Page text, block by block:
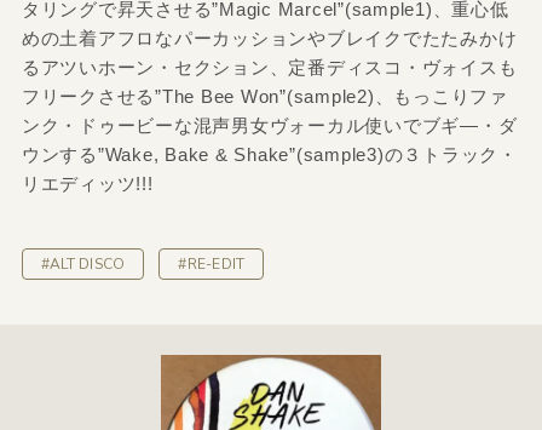
タリングで昇天させる”Magic Marcel”(sample1)、重心低
めの土着アフロなパーカッションやブレイクでたたみかけ
るアツいホーン・セクション、定番ディスコ・ヴォイスも
フリークさせる”The Bee Won”(sample2)、もっこりファ
ンク・ドゥービーな混声男女ヴォーカル使いでブギ―・ダ
ウンする”Wake, Bake & Shake”(sample3)の３トラック・
リエディッツ!!!
#ALT DISCO #RE-EDIT